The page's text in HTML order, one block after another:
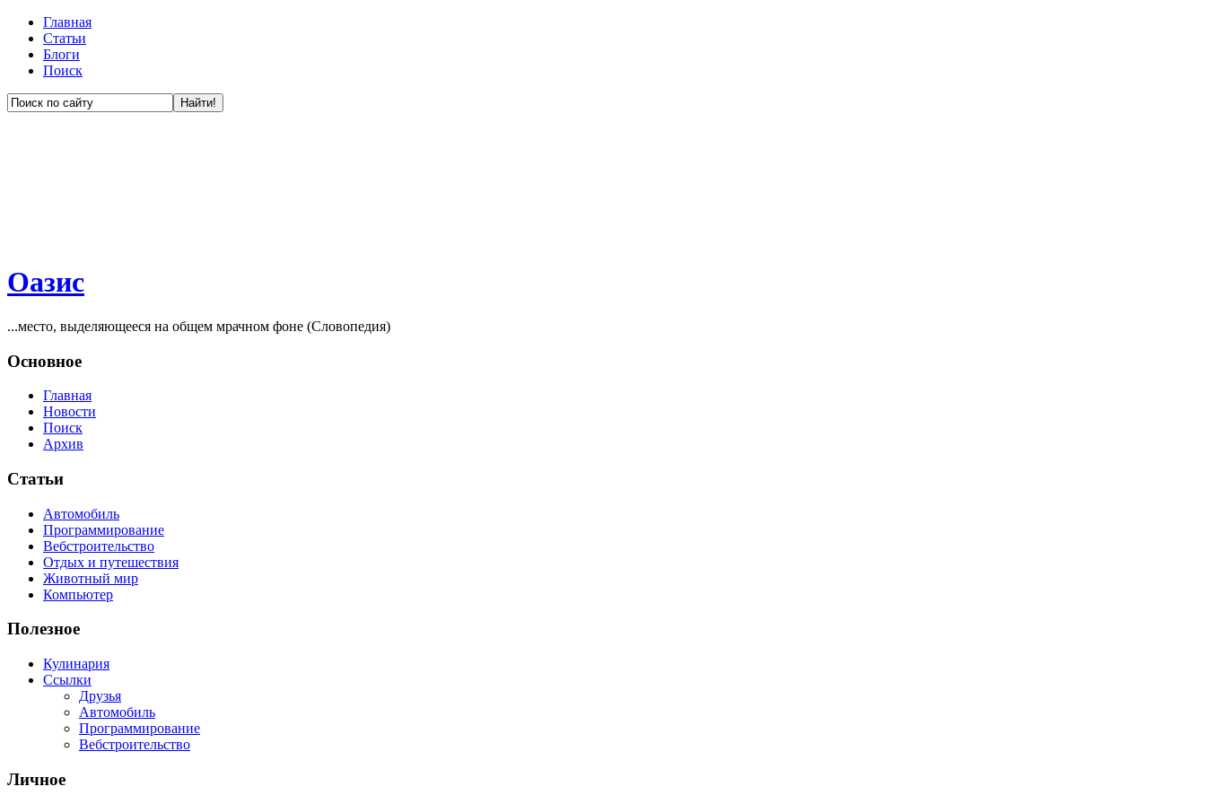
Главная
Статьи
Блоги
Поиск
Оазис
...место, выделяющееся на общем мрачном фоне (Словопедия)
Основное
Главная
Новости
Поиск
Архив
Статьи
Автомобиль
Программирование
Вебстроительство
Отдых и путешествия
Животный мир
Компьютер
Полезное
Кулинария
Ссылки
Друзья
Автомобиль
Программирование
Вебстроительство
Личное